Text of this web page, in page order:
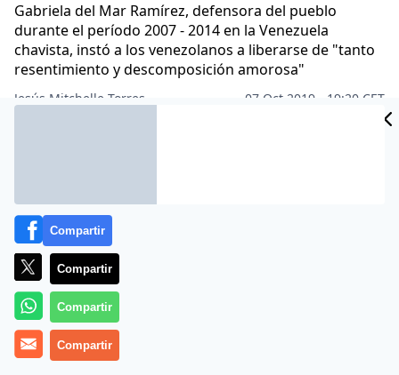
Gabriela del Mar Ramírez, defensora del pueblo
durante el período 2007 - 2014 en la Venezuela
chavista, instó a los venezolanos a liberarse de "tanto
resentimiento y descomposición amorosa"
Jesús Mitchelle Torres
07 Oct 2019 - 19:20 CET
Compartir
Compartir
Compartir
Compartir